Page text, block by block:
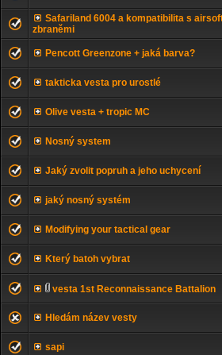
Safariland 6004 a kompatibilita s
zbraněmi
Pencott Greenzone + jaká barva?
takticka vesta pro urostlé
Olive vesta + tropic MC
Nosný system
Jaký zvolit popruh a jeho uchycení
jaký nosný systém
Modifying your tactical gear
Který batoh vybrat
vesta 1st Reconnaissance Battalion
Hledám název vesty
sapi